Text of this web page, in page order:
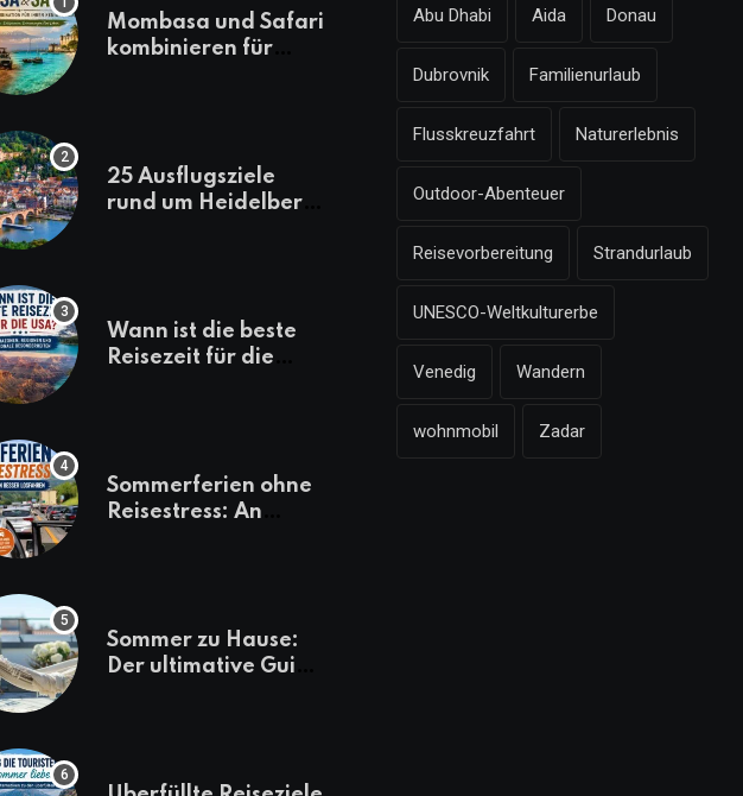
Mombasa und Safari
kombinieren für
25 Ausflugsziele
rund um Heidelberg,
Wann ist die beste
Reisezeit für die
Sommerferien ohne
Reisestress: An
Sommer zu Hause:
Der ultimative Guide
Abu Dhabi Aida Donau
Dubrovnik Familienurlaub
Flusskreuzfahrt Naturerlebnis
Outdoor-Abenteuer
Reisevorbereitung Strandurlaub
UNESCO-Weltkulturerbe
Venedig Wandern
wohnmobil Zadar